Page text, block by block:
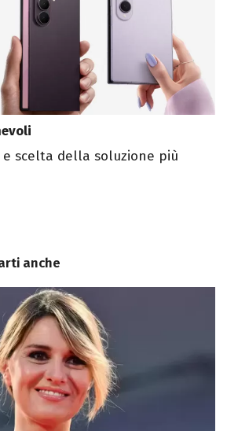
scelta della soluzione più
anche